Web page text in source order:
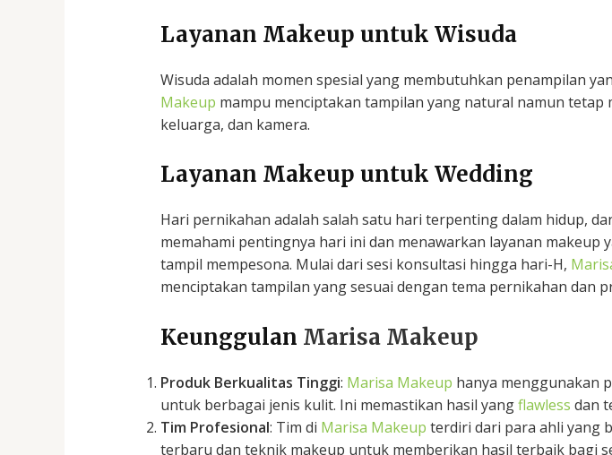
Layanan Makeup untuk Wisuda
Wisuda adalah momen spesial yang membutuhkan penampilan
Makeup mampu menciptakan tampilan yang natural namun tetap
keluarga, dan kamera.
Layanan Makeup untuk Wedding
Hari pernikahan adalah salah satu hari terpenting dalam hidup,
memahami pentingnya hari ini dan menawarkan layanan
tampil mempesona. Mulai dari sesi konsultasi hingga hari-H,
menciptakan tampilan yang sesuai dengan tema pernikahan dan
Keunggulan Marisa Makeup
Produk Berkualitas Tinggi: Marisa Makeup hanya menggunakan
untuk berbagai jenis kulit. Ini memastikan hasil yangflawless dan
Tim Profesional: Tim di Marisa Makeup terdiri dari para ahli yang
terbaru dan teknik makeup untuk memberikan hasil terbaik bagi